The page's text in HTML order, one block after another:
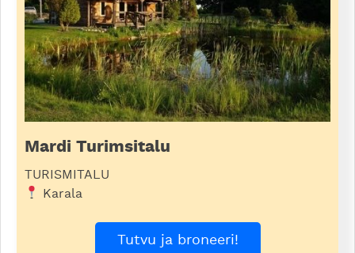
Mardi Turimsitalu
TURISMITALU
Karala
Tutvu ja broneeri!